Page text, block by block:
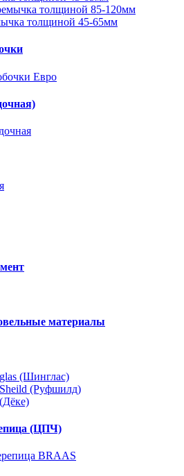
толщиной 85-120мм
толщиной 45-65мм
Евро
материалы
(Шинглас)
(Руфшилд)
(ЦПЧ)
BRAAS